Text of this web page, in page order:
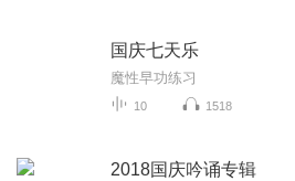
国庆七天乐
魔性早功练习
10 1518
2018国庆吟诵专辑